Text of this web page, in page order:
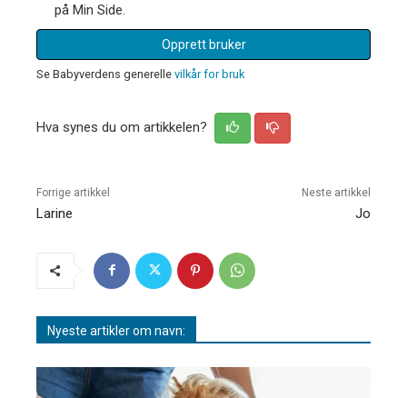
på Min Side.
Opprett bruker
Se Babyverdens generelle vilkår for bruk
Hva synes du om artikkelen?
Forrige artikkel
Larine
Neste artikkel
Jo
Nyeste artikler om navn: